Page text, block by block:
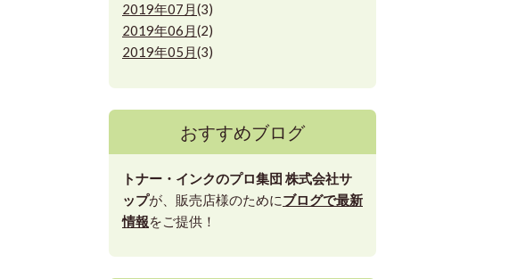
2019年07月(3)
2019年06月(2)
2019年05月(3)
おすすめブログ
トナー・インクのプロ集団 株式会社サ
ップが、販売店様のためにブログで最新
情報をご提供！